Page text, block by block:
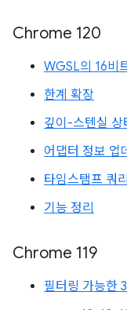
Chrome 120
WGSL의 16비
한계 확장
깊이-스텐실 상
어댑터 정보 업
타임스탬프 쿼
기능 정리
Chrome 119
필터링 가능한